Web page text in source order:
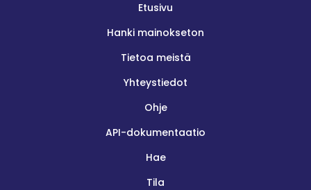
Etusivu
Hanki mainokseton
Tietoa meistä
Yhteystiedot
Ohje
API-dokumentaatio
Hae
Tila